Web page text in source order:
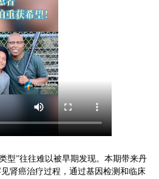
型”往往难以被早期发现。本期带来丹
肾癌治疗过程，通过基因检测和临床